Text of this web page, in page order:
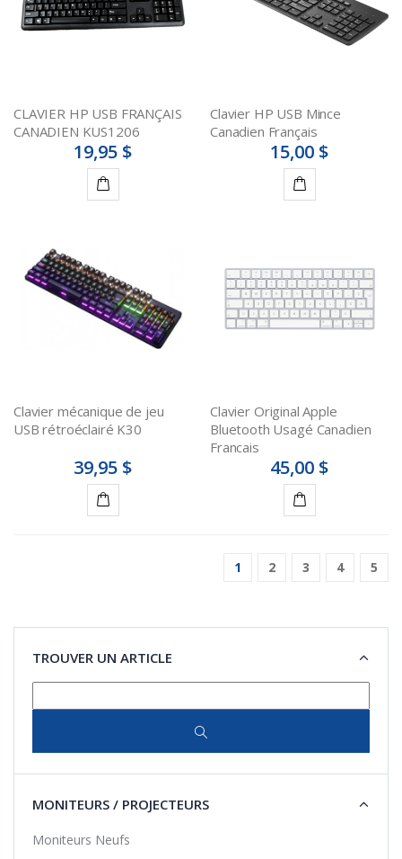
CLAVIER HP USB FRANÇAIS
CANADIEN KUS1206
19,95 $
panier
Clavier HP USB Mince
Canadien Français
15,00 $
panier
Clavier mécanique de jeu
USB rétroéclairé K30
39,95 $
Clavier Original Apple
Bluetooth Usagé Canadien
Francais
45,00 $
1 2 3 4 5
TROUVER UN ARTICLE
MONITEURS / PROJECTEURS
Moniteurs Neufs